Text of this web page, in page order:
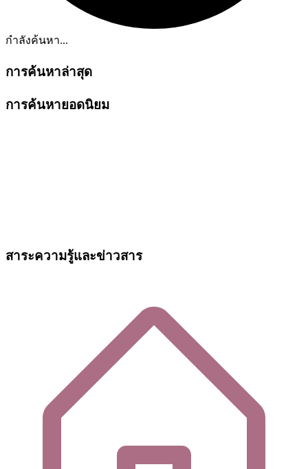
กำลังค้นหา...
การค้นหาล่าสุด
การค้นหายอดนิยม
สาระความรู้และข่าวสาร